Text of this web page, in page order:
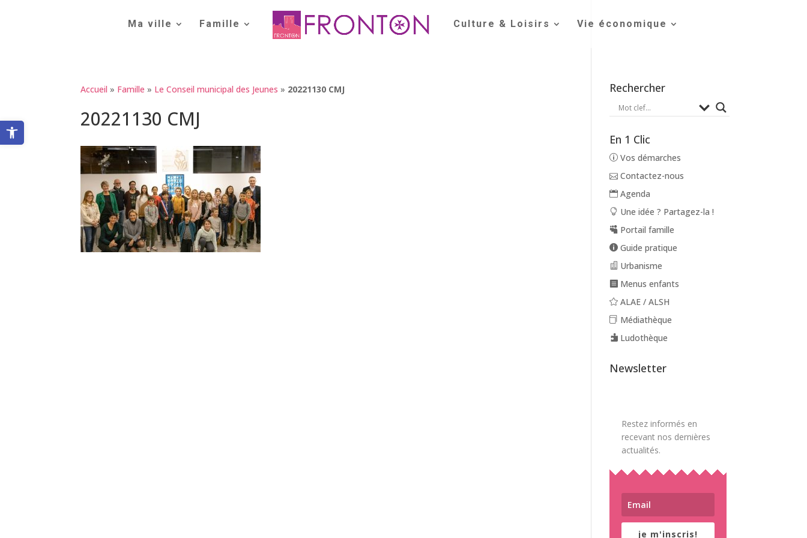
Ouvrir la barre d’outils
Ma ville Famille Culture & Loisirs Vie économique
Accueil » Famille » Le Conseil municipal des Jeunes » 20221130 CMJ
20221130 CMJ
Rechercher
En 1 Clic
Vos démarches
Contactez-nous
Agenda
Une idée ? Partagez-la !
Portail famille
Guide pratique
Urbanisme
Menus enfants
ALAE / ALSH
Médiathèque
Ludothèque
Newsletter
Restez informés en
recevant nos dernières
actualités.
je m'inscris!